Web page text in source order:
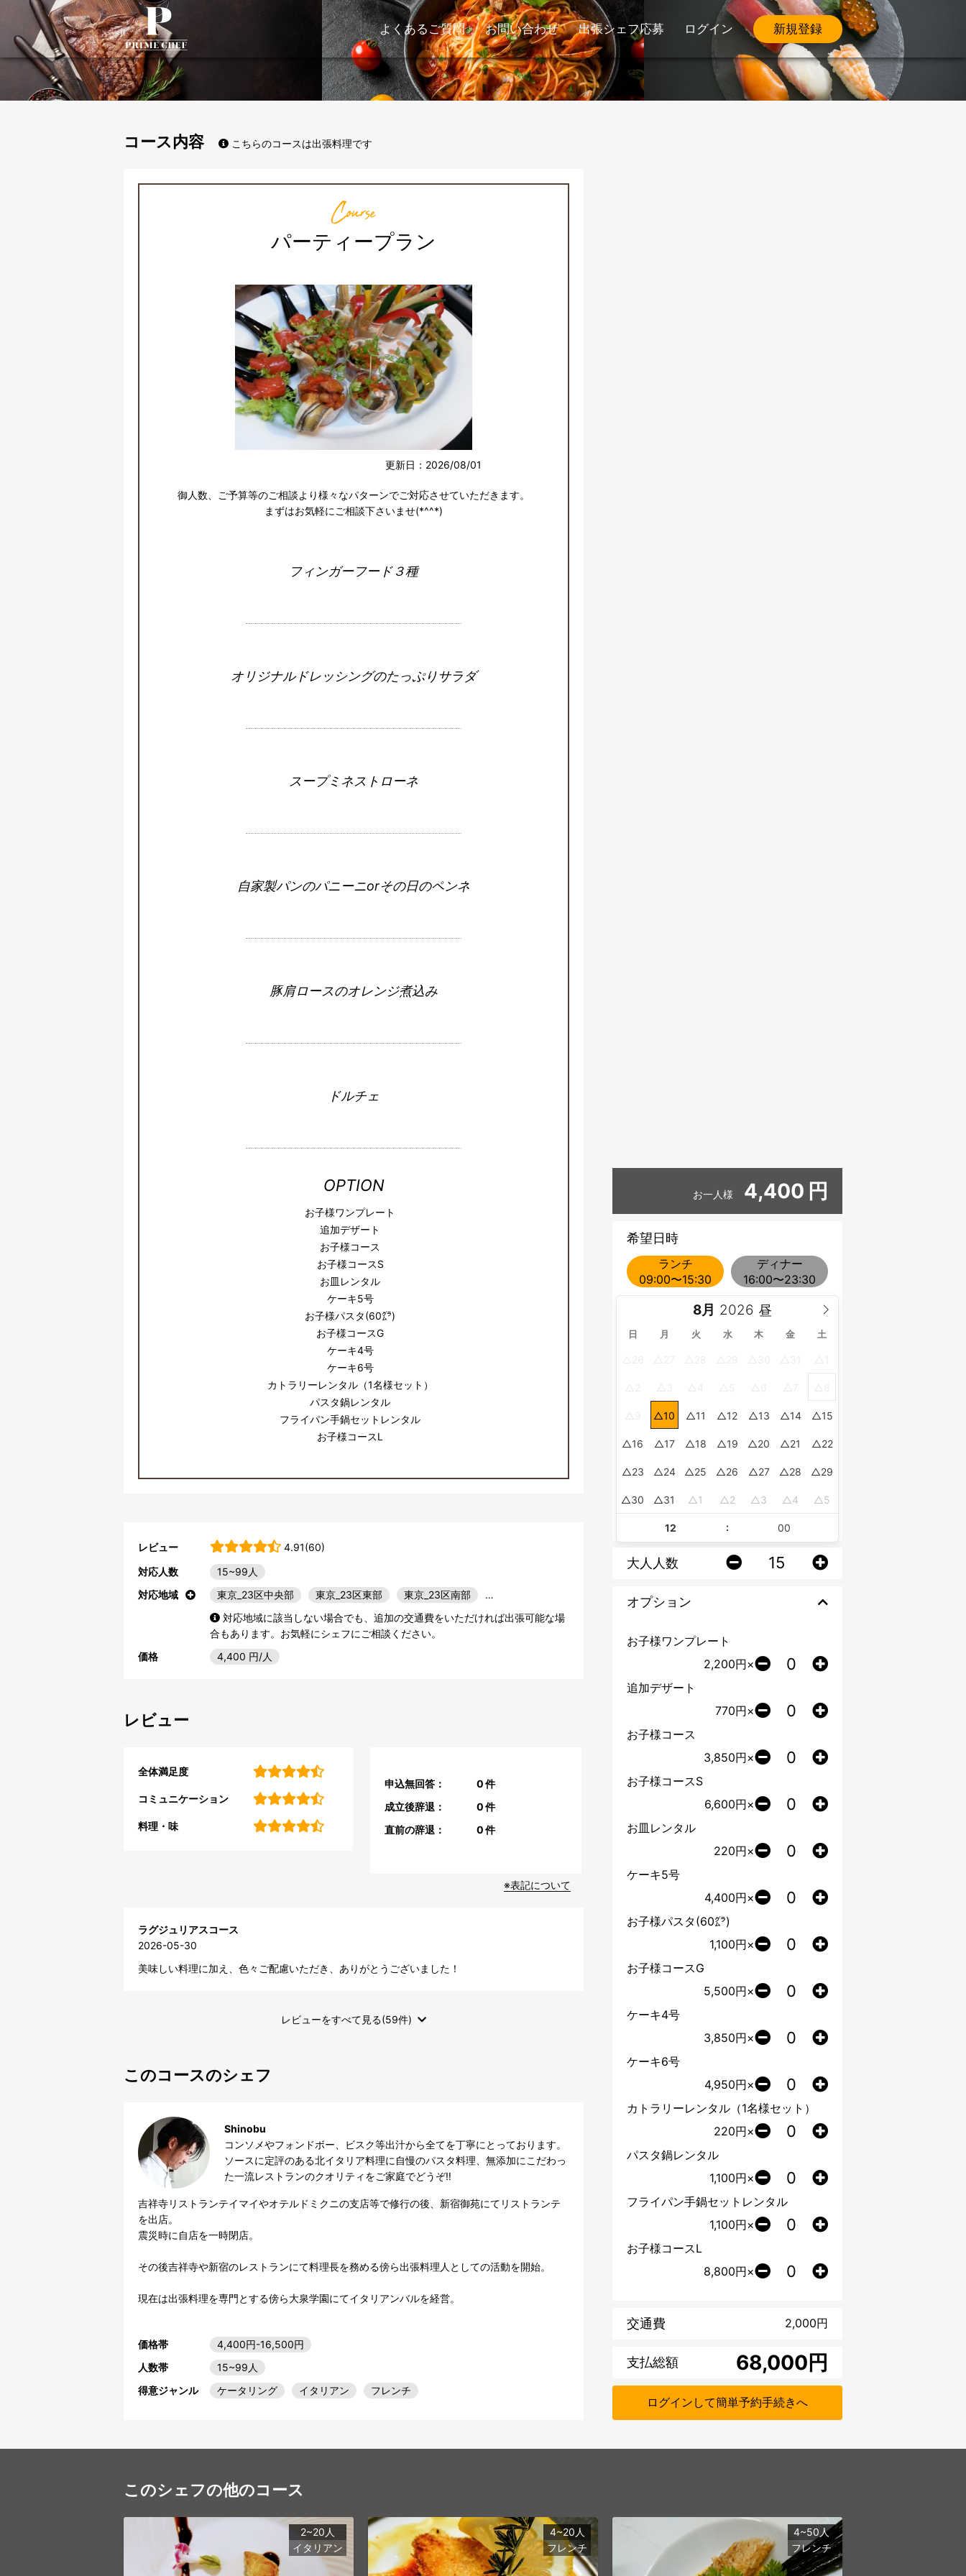
よくあるご質問 お問い合わせ 出張シェフ応募 ログイン 新規登録
コース内容 こちらのコースは出張料理です
Course
パーティープラン
更新日：2026/08/01
御人数、ご予算等のご相談より様々なパターンでご対応させていただきます。
まずはお気軽にご相談下さいませ(*^^*)
フィンガーフード３種
オリジナルドレッシングのたっぷりサラダ
スープミネストローネ
自家製パンのパニーニorその日のペンネ
豚肩ロースのオレンジ煮込み
ドルチェ
OPTION
お子様ワンプレート
追加デザート
お子様コース
お子様コースS
お皿レンタル
ケーキ5号
お子様パスタ(60㌘)
お子様コースG
ケーキ4号
ケーキ6号
カトラリーレンタル（1名様セット）
パスタ鍋レンタル
フライパン手鍋セットレンタル
お子様コースL
レビュー
4.91(60)
対応人数
15~99人
対応地域
東京_23区中央部 東京_23区東部 東京_23区南部
…
対応地域に該当しない場合でも、追加の交通費をいただければ出張可能な場
合もあります。お気軽にシェフにご相談ください。
価格
4,400 円/人
レビュー
全体満足度
コミュニケーション
料理・味
申込無回答： 0件
成立後辞退：
0件
直前の辞退：
0件
※表記について
ラグジュリアスコース
2026-05-30
美味しい料理に加え、色々ご配慮いただき、ありがとうございました！
レビューをすべて見る(59件)
このコースのシェフ
Shinobu
コンソメやフォンドボー、ビスク等出汁から全てを丁寧にとっております。
ソースに定評のある北イタリア料理に自慢のパスタ料理、無添加にこだわっ
た一流レストランのクオリティをご家庭でどうぞ‼️
吉祥寺リストランテイマイやオテルドミクニの支店等で修行の後、新宿御苑にてリストランテ
を出店。
震災時に自店を一時閉店。
その後吉祥寺や新宿のレストランにて料理長を務める傍ら出張料理人としての活動を開始。
現在は出張料理を専門とする傍ら大泉学園にてイタリアンバルを経営。
価格帯
4,400円-16,500円
人数帯
15~99人
得意ジャンル
ケータリング イタリアン フレンチ
お一人様 4,400 円
希望日時
ランチ
09:00〜15:30
ディナー
16:00〜23:30
8月
日 月 火 水 木 金 土
10 11 12 13 14 15
16 17 18 19 20 21 22
23 24 25 26 27 28 29
30 31 1 2 3 4 5
:
大人人数
オプション
お子様ワンプレート
2,200円×
追加デザート
770円×
お子様コース
3,850円×
お子様コースS
6,600円×
お皿レンタル
220円×
ケーキ5号
4,400円×
お子様パスタ(60㌘)
1,100円×
お子様コースG
5,500円×
ケーキ4号
3,850円×
ケーキ6号
4,950円×
カトラリーレンタル（1名様セット）
220円×
パスタ鍋レンタル
1,100円×
フライパン手鍋セットレンタル
1,100円×
お子様コースL
8,800円×
交通費 2,000円
支払総額 円
ログインして簡単予約手続きへ
このシェフの他のコース
2~20人
イタリアン
4~20人
フレンチ
4~50人
フレンチ